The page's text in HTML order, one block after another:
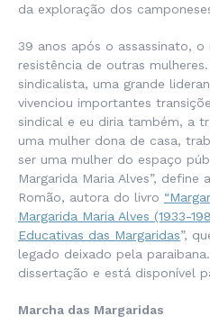
da exploração dos
39 anos após o assassinato, o
resistência de outras
sindicalista, uma grande
vivenciou importantes
sindical e eu diria também, a
uma mulher dona de casa,
ser uma mulher do espaço
Margarida Maria Alves”, define
Romão, autora do livro
Margarida Maria Alves (1933-
Educativas das Margaridas”,
legado deixado pela
dissertação e está disponível
Marcha das Margaridas